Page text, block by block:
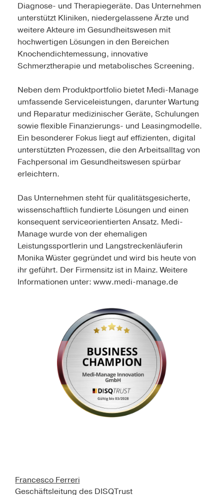
Diagnose- und Therapiegeräte. Das Unternehmen
unterstützt Kliniken, niedergelassene Ärzte und
weitere Akteure im Gesundheitswesen mit
hochwertigen Lösungen in den Bereichen
Knochendichtemessung, innovative
Schmerztherapie und metabolisches Screening.
Neben dem Produktportfolio bietet Medi-Manage
umfassende Serviceleistungen, darunter Wartung
und Reparatur medizinischer Geräte, Schulungen
sowie flexible Finanzierungs- und Leasingmodelle.
Ein besonderer Fokus liegt auf effizienten, digital
unterstützten Prozessen, die den Arbeitsalltag von
Fachpersonal im Gesundheitswesen spürbar
erleichtern.
Das Unternehmen steht für qualitätsgesicherte,
wissenschaftlich fundierte Lösungen und einen
konsequent serviceorientierten Ansatz. Medi-
Manage wurde von der ehemaligen
Leistungssportlerin und Langstreckenläuferin
Monika Wüster gegründet und wird bis heute von
ihr geführt. Der Firmensitz ist in Mainz. Weitere
Informationen unter: www.medi-manage.de
Francesco Ferreri
Geschäftsleitung des DISQTrust